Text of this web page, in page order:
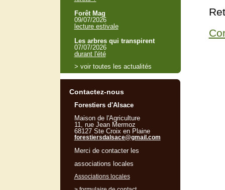
Forêt Mag
09/07/2026
lecture estivale
Les arbres qui transpirent
07/07/2026
durant l'été
> voir toutes les actualités
Contactez-nous
Forestiers d'Alsace
Maison de l'Agriculture
11, rue Jean Mermoz
68127 Ste Croix en Plaine
forestiersdalsace@gmail.com
Merci de contacter les
associations locales
Associations locales